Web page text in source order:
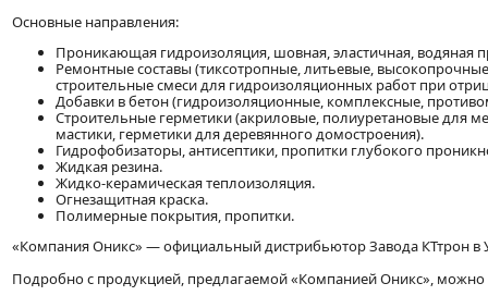
Основные направления:
Проникающая гидроизоляция, шовная, эластичная, водяная
Ремонтные составы (тиксотропные, литьевые,
строительные смеси для гидроизоляционных работ при
Добавки в бетон (гидроизоляционные, комплексные,
Строительные герметики (акриловые, полиуретановые для
мастики, герметики для деревянного домостроения).
Гидрофобизаторы, антисептики, пропитки глубокого
Жидкая резина.
Жидко-керамическая теплоизоляция.
Огнезащитная краска.
Полимерные покрытия, пропитки.
«Компания Оникс» — официальный дистрибьютор Завода КТтрон в
Подробно с продукцией, предлагаемой «Компанией Оникс», можно